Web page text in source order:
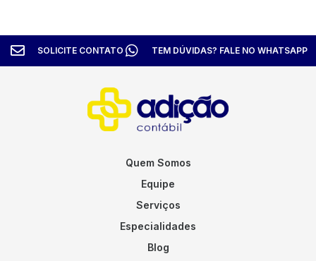
SOLICITE CONTATO TEM DÚVIDAS? FALE NO WHATSAPP
Quem Somos
Equipe
Serviços
Especialidades
Blog